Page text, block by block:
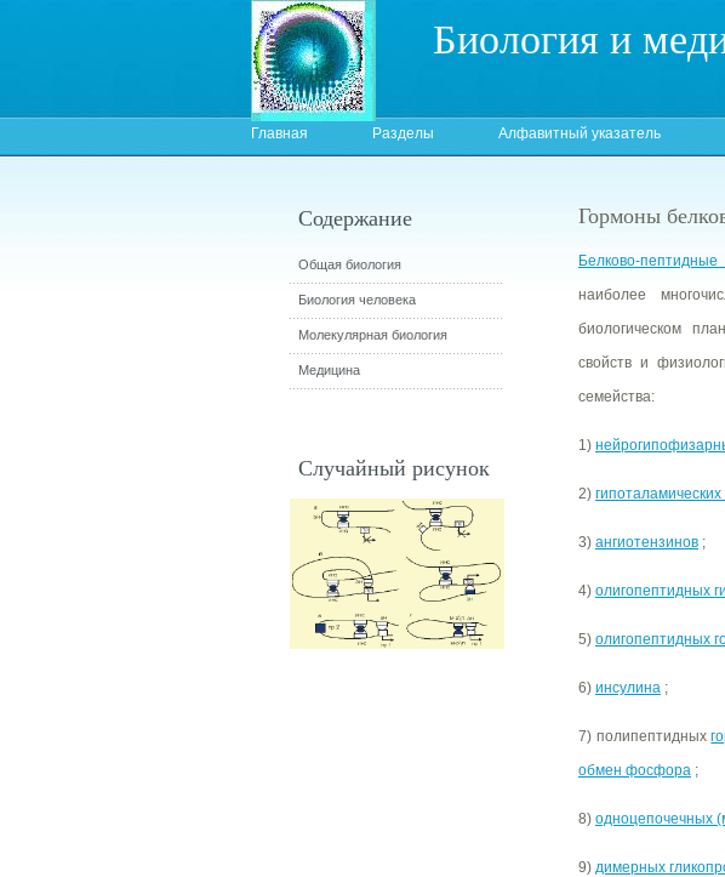
Биология и
Главная Разделы Алфавитный указатель
Гормоны
Белково-пептидные
наиболее
биологическом
свойств и
семейства:
1)
2)
3) ангиотензинов ;
4) олигопептидных
5) олигопептидных
6) инсулина ;
7) полипептидных
обмен фосфора ;
8) одноцепочечных
9) димерных
Содержание
Общая биология
Биология человека
Молекулярная биология
Медицина
Случайный рисунок